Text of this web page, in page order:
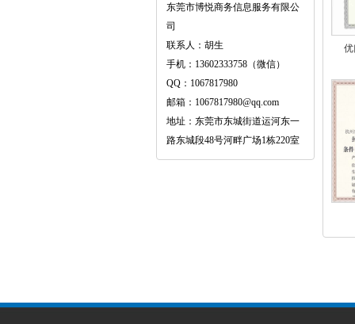
东莞市博悦商务信息服务有限公
司
联系人：胡生
手机：13602333758（微信）
QQ：1067817980
邮箱：1067817980@qq.com
地址：东莞市东城街道运河东一
路东城段48号河畔广场1栋220室